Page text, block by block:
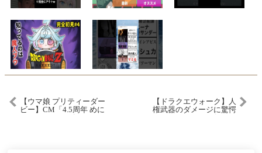
【ウマ娘 プリティーダー
ビー】CM「4.5周年 めに
【ドラクエウォーク】人
権武器のダメージに驚愕